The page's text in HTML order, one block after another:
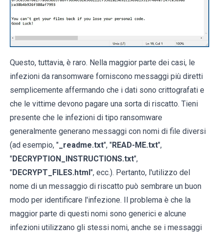
Questo, tuttavia, è raro. Nella maggior parte dei casi, le
infezioni da ransomware forniscono messaggi più diretti
semplicemente affermando che i dati sono crittografati e
che le vittime devono pagare una sorta di riscatto. Tieni
presente che le infezioni di tipo ransomware
generalmente generano messaggi con nomi di file diversi
(ad esempio, " _readme.txt", "READ-ME.txt",
"DECRYPTION_INSTRUCTIONS.txt",
"DECRYPT_FILES.html", ecc.). Pertanto, l'utilizzo del
nome di un messaggio di riscatto può sembrare un buon
modo per identificare l'infezione. Il problema è che la
maggior parte di questi nomi sono generici e alcune
infezioni utilizzano gli stessi nomi, anche se i messaggi